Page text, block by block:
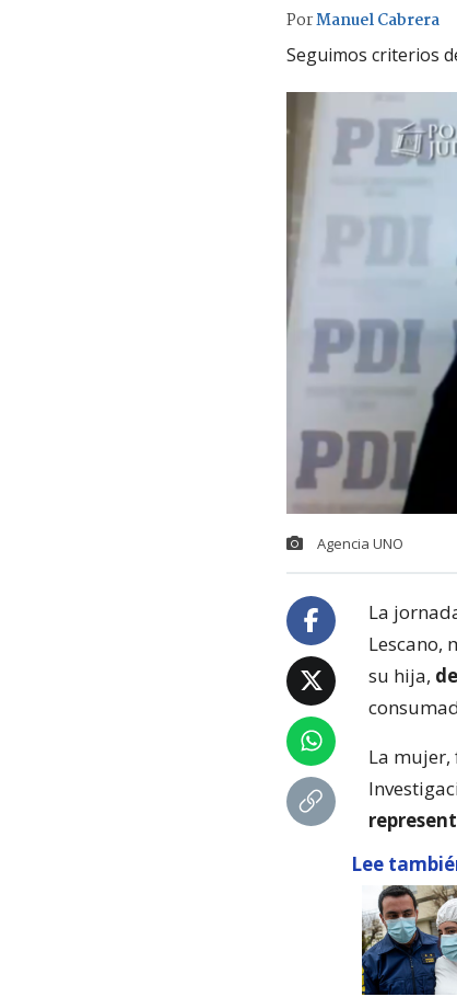
PorManuel Cabrera
Seguimos criterios
Agencia UNO
La
Lescano,
su hija,
La mujer,
Lee